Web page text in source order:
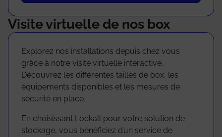
Visite virtuelle de nos box
Explorez nos installations depuis chez vous
grâce à notre visite virtuelle interactive.
Découvrez les différentes tailles de box, les
équipements disponibles et les mesures de
sécurité en place.
En choisissant Lockall pour votre solution de
stockage, vous bénéficiez d’un service de